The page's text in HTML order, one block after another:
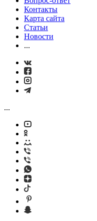
Контакты
Карта сайта
Статьи
Новости
...
...